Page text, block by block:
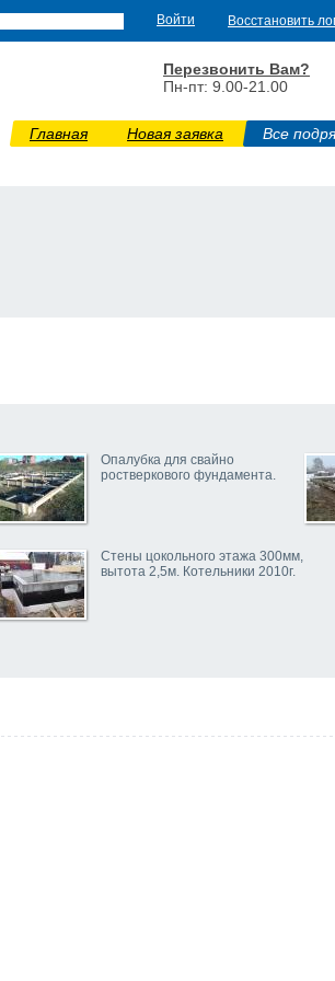
Восстановить
Перезвонить Вам?
Пн-пт: 9.00-21.00
Главная Новая заявка Все
Опалубка для свайно
ростверкового фундамента.
Стены цокольного этажа 300мм,
вытота 2,5м. Котельники 2010г.